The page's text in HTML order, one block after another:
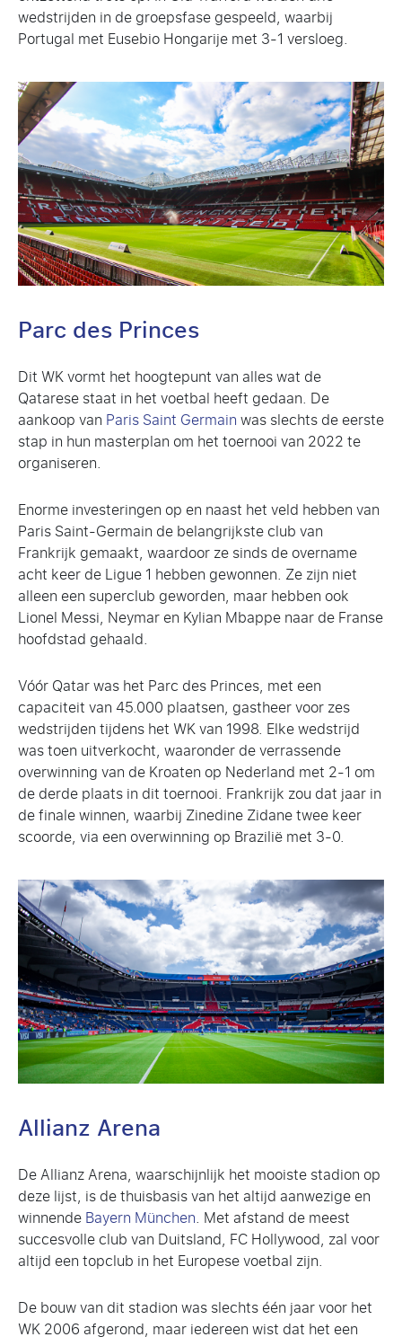
wedstrijden in de groepsfase gespeeld, waarbij
Portugal met Eusebio Hongarije met 3-1 versloeg.
Parc des Princes
Dit WK vormt het hoogtepunt van alles wat de
Qatarese staat in het voetbal heeft gedaan. De
aankoop van Paris Saint Germainwas slechts de eerste
stap in hun masterplan om het toernooi van 2022 te
organiseren.
Enorme investeringen op en naast het veld hebben van
Paris Saint-Germain de belangrijkste club van
Frankrijk gemaakt, waardoor ze sinds de overname
acht keer de Ligue 1 hebben gewonnen. Ze zijn niet
alleen een superclub geworden, maar hebben ook
Lionel Messi, Neymar en Kylian Mbappe naar de Franse
hoofdstad gehaald.
Vóór Qatar was het Parc des Princes, met een
capaciteit van 45.000 plaatsen, gastheer voor zes
wedstrijden tijdens het WK van 1998. Elke wedstrijd
was toen uitverkocht, waaronder de verrassende
overwinning van de Kroaten op Nederland met 2-1 om
de derde plaats in dit toernooi. Frankrijk zou dat jaar in
de finale winnen, waarbij Zinedine Zidane twee keer
scoorde, via een overwinning op Brazilië met 3-0.
Allianz Arena
De Allianz Arena, waarschijnlijk het mooiste stadion op
deze lijst, is de thuisbasis van het altijd aanwezige en
winnendeBayern München. Met afstand de meest
succesvolle club van Duitsland, FC Hollywood, zal voor
altijd een topclub in het Europese voetbal zijn.
De bouw van dit stadion was slechts één jaar voor het
WK 2006 afgerond, maar iedereen wist dat het een